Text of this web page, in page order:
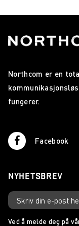
Northcom er en
fungerer.
Facebook
NYHETSBREV
Ved å melde deg på